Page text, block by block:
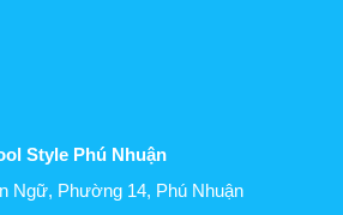
Style Phú Nhuận
Ngữ, Phường 14, Phú Nhuận